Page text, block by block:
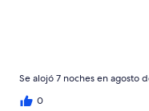
Se alojó 7 noches en agosto
0